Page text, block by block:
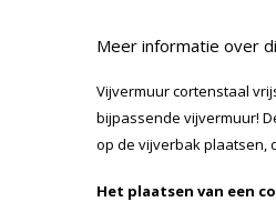
Meer informatie over
Vijvermuur cortenstaal
bijpassende vijvermuur!
op de vijverbak plaatsen,
Het plaatsen van een